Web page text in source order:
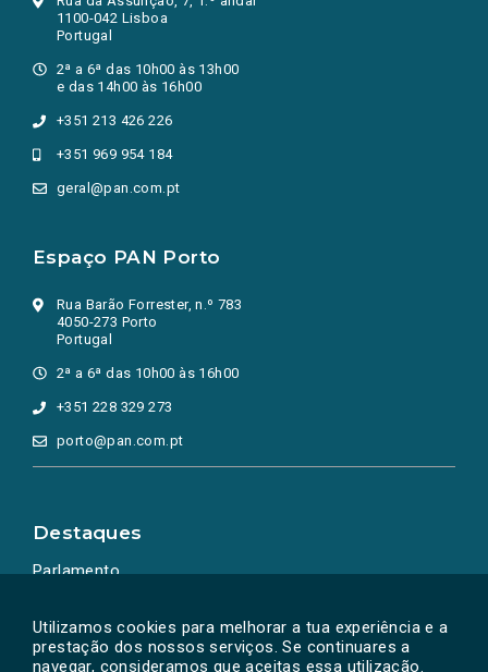
Utilizamos cookies para melhorar a tua experiência e a
prestação dos nossos serviços. Se continuares a
navegar, consideramos que aceitas essa utilização.
1100-042 Lisboa
Portugal
2ª a 6ª das 10h00 às 13h00
e das 14h00 às 16h00
+351 213 426 226
+351 969 954 184
geral@pan.com.pt
Espaço PAN Porto
Rua Barão Forrester, n.º 783
4050-273 Porto
Portugal
2ª a 6ª das 10h00 às 16h00
+351 228 329 273
porto@pan.com.pt
Destaques
Parlamento